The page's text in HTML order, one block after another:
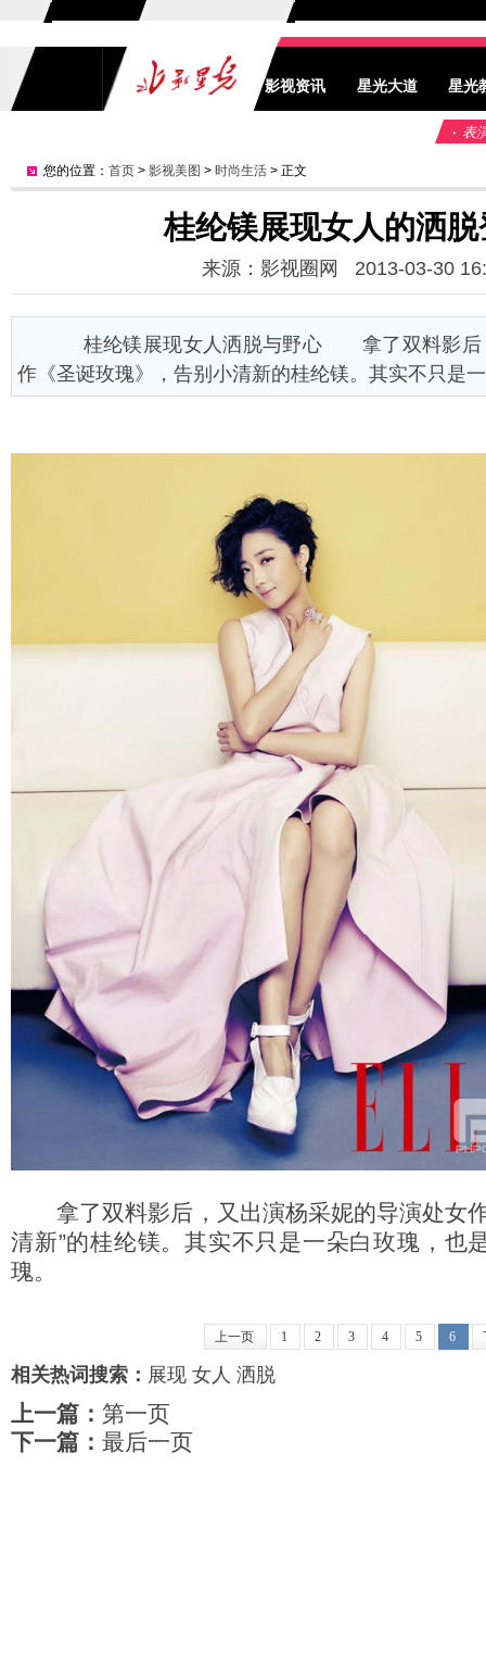
影视资讯 星光大道 星光
表
您的位置： 首页 > 影视美图 > 时尚生活 > 正文
桂纶镁展现女人的洒
来源：影视圈网 2013-03-30
桂纶镁展现女人洒脱与野心 拿了双料影后
作《圣诞玫瑰》，告别小清新的桂纶镁。其实不只是
拿了双料影后，又出演杨采妮的导演处女作
清新”的桂纶镁。其实不只是一朵白玫瑰，也
瑰。
上一页 1 2 3 4 5 6
相关热词搜索： 展现 女人 洒脱
上一篇： 第一页
下一篇： 最后一页